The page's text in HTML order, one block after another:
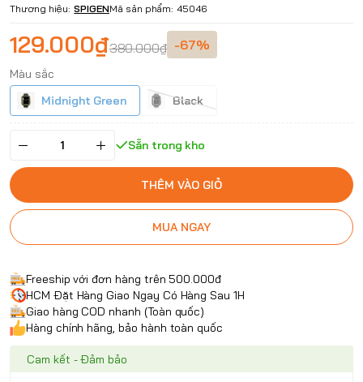
Thương hiệu: SPIGENMã sản phẩm: 45046
129.000₫380.000₫ -67%
Màu sắc
Midnight Green
Black
Sẵn trong kho
THÊM VÀO GIỎ
MUA NGAY
Freeship với đơn hàng trên 500.000đ
HCM Đặt Hàng Giao Ngay Có Hàng Sau 1H
Giao hàng COD nhanh (Toàn quốc)
Hàng chính hãng, bảo hành toàn quốc
Cam kết - Đảm bảo